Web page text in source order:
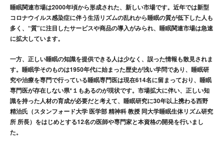
睡眠関連市場は2000年頃から形成された、新しい市場です。近年では新型
コロナウイルス感染症に伴う生活リズムの乱れから睡眠の質が低下した人も
多く、“質”に注目したサービスや商品の導入がみられ、睡眠関連市場は急速
に拡大しています。
一方、正しい睡眠の知識を提供できる人は少なく、誤った情報も散見されま
す。睡眠学そのものは1950年代に始まった歴史が浅い学問であり、睡眠研
究や治療を専門で行っている睡眠専門医は現在614名に留まっており、睡眠
専門医が存在しない県*１もあるのが現状です。市場拡大に伴い、正しい知
識を持った人材の育成が必要だと考えて、睡眠研究に30年以上携わる西野
精治氏（スタンフォード大学 医学部 精神科 教授 同大学睡眠生体リズム研究
所 所長）をはじめとする12名の医師や専門家と本資格の開発を行いまし
た。